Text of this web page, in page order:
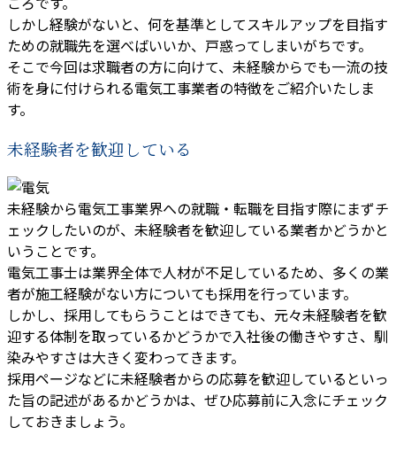
しかし経験がないと、何を基準としてスキルアップを目指す
ための就職先を選べばいいか、戸惑ってしまいがちです。
そこで今回は求職者の方に向けて、未経験からでも一流の技
術を身に付けられる電気工事業者の特徴をご紹介いたしま
す。
未経験者を歓迎している
未経験から電気工事業界への就職・転職を目指す際にまずチ
ェックしたいのが、未経験者を歓迎している業者かどうかと
いうことです。
電気工事士は業界全体で人材が不足しているため、多くの業
者が施工経験がない方についても採用を行っています。
しかし、採用してもらうことはできても、元々未経験者を歓
迎する体制を取っているかどうかで入社後の働きやすさ、馴
染みやすさは大きく変わってきます。
採用ページなどに未経験者からの応募を歓迎しているといっ
た旨の記述があるかどうかは、ぜひ応募前に入念にチェック
しておきましょう。